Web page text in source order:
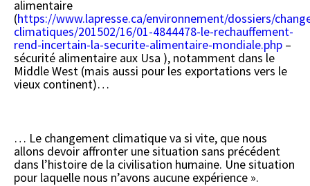
alimentaire
(https://www.lapresse.ca/environnement/dossiers/
climatiques/201502/16/01-4844478-le-rechauffement-
rend-incertain-la-securite-alimentaire-mondiale.php –
sécurité alimentaire aux Usa ), notamment dans le
Middle West (mais aussi pour les exportations vers le
vieux continent)…
… Le changement climatique va si vite, que nous
allons devoir affronter une situation sans précédent
dans l’histoire de la civilisation humaine. Une situation
pour laquelle nous n’avons aucune expérience ».